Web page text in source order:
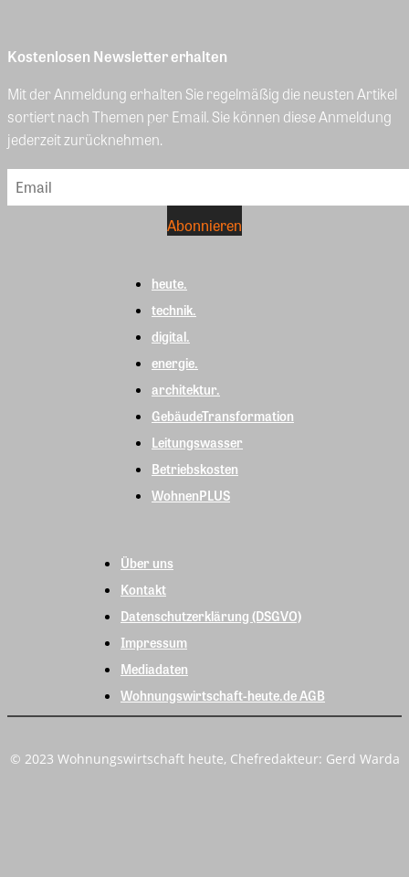
Kostenlosen Newsletter erhalten
Mit der Anmeldung erhalten Sie regelmäßig die neusten Artikel
sortiert nach Themen per Email. Sie können diese Anmeldung
jederzeit zurücknehmen.
heute.
technik.
digital.
energie.
architektur.
GebäudeTransformation
Leitungswasser
Betriebskosten
WohnenPLUS
Über uns
Kontakt
Datenschutzerklärung (DSGVO)
Impressum
Mediadaten
Wohnungswirtschaft-heute.de AGB
© 2023 Wohnungswirtschaft heute, Chefredakteur: Gerd Warda